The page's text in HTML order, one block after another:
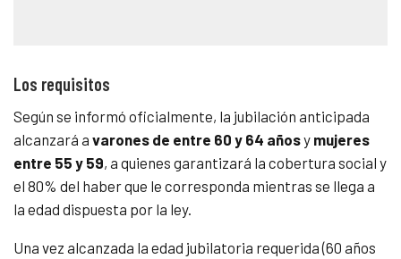
Los requisitos
Según se informó oficialmente, la jubilación anticipada
alcanzará a varones de entre 60 y 64 añosy mujeres
entre 55 y 59, a quienes garantizará la cobertura social y
el 80% del haber que le corresponda mientras se llega a
la edad dispuesta por la ley.
Una vez alcanzada la edad jubilatoria requerida (60 años